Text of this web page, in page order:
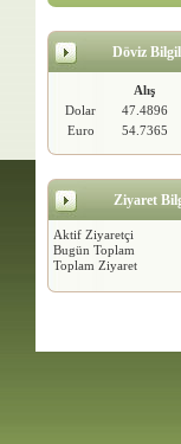
Döviz
Alış
Dolar
47.4896
Euro
54.7365
Ziyaret
Aktif Ziyaretçi
Bugün Toplam
Toplam Ziyaret